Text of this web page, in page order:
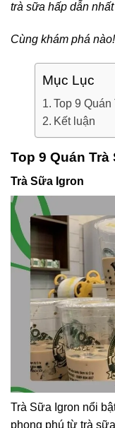
trà sữa hấp dẫn
Cùng khám phá nào!
Mục Lục
Top 9
Kết luận
Top 9 Quán
Trà Sữa Igron
Trà Sữa Igron nổi
phong phú từ trà